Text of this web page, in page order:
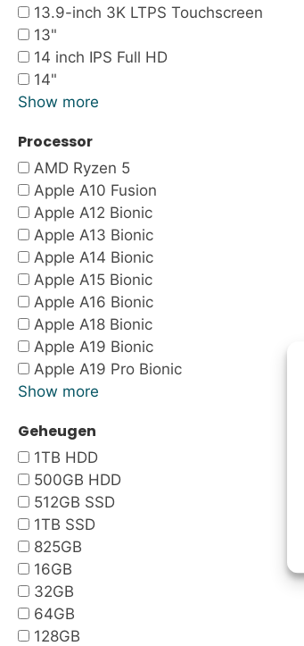
13.9-inch 3K LTPS Touchscreen
13"
14 inch IPS Full HD
14"
Show more
Processor
AMD Ryzen 5
Apple A10 Fusion
Apple A12 Bionic
Apple A13 Bionic
Apple A14 Bionic
Apple A15 Bionic
Apple A16 Bionic
Apple A18 Bionic
Apple A19 Bionic
Apple A19 Pro Bionic
Show more
Geheugen
1TB HDD
500GB HDD
512GB SSD
1TB SSD
825GB
16GB
32GB
64GB
128GB